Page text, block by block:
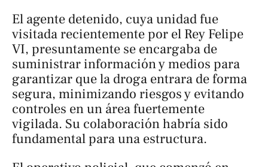
El agente detenido, cuya unidad fue
visitada recientemente por el Rey Felipe
VI, presuntamente se encargaba de
suministrar información y medios para
garantizar que la droga entrara de forma
segura, minimizando riesgos y evitando
controles en un área fuertemente
vigilada. Su colaboración habría sido
fundamental para una estructura.